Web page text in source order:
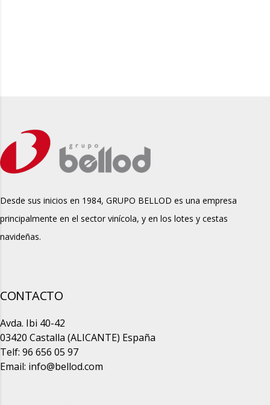
Desde sus inicios en 1984, GRUPO BELLOD es una empresa
principalmente en el sector vinícola, y en los lotes y cestas
navideñas.
CONTACTO
Avda. Ibi 40-42
03420 Castalla (ALICANTE) España
Telf: 96 656 05 97
Email: info@bellod.com